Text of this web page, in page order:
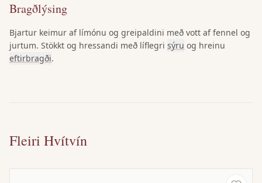
Bragðlýsing
Bjartur keimur af límónu og greipaldini með vott af fennel og
jurtum. Stökkt og hressandi með líflegri sýru og hreinu
eftirbragði.
Fleiri Hvítvín